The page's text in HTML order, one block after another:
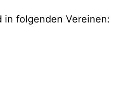
in folgenden Vereinen: